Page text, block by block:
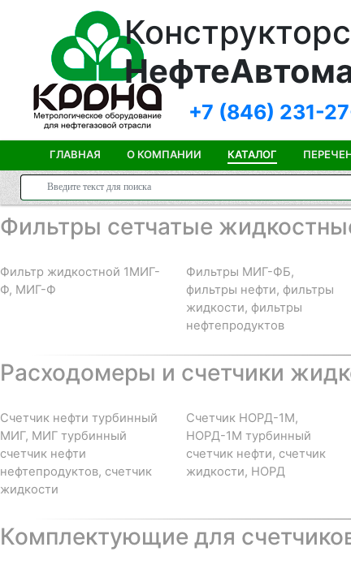
+7 (846) 231-
ГЛАВНАЯ О КОМПАНИИ КАТАЛОГ
Фильтры сетчатые
Фильтр жидкостной 1МИГ-
Ф, МИГ-Ф
Фильтры МИГ-ФБ,
фильтры нефти, фильтры
жидкости, фильтры
нефтепродуктов
Расходомеры и счетчики
Счетчик нефти турбинный
МИГ, МИГ турбинный
счетчик нефти
нефтепродуктов, счетчик
жидкости
Счетчик НОРД-1М,
НОРД-1М турбинный
счетчик нефти, счетчик
жидкости, НОРД
Комплектующие для